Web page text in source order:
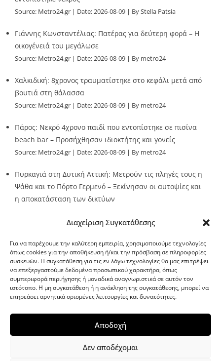
Διαχείριση Συγκατάθεσης
Για να παρέχουμε την καλύτερη εμπειρία, χρησιμοποιούμε τεχνολογίες
όπως cookies για την αποθήκευση ή/και την πρόσβαση σε πληροφορίες
συσκευών. Η συγκατάθεση για τις εν λόγω τεχνολογίες θα μας επιτρέψει
να επεξεργαστούμε δεδομένα προσωπικού χαρακτήρα, όπως
συμπεριφορά περιήγησης ή μοναδικά αναγνωριστικά σε αυτόν τον
ιστότοπο. Η μη συγκατάθεση ή η ανάκληση της συγκατάθεσης, μπορεί να
επηρεάσει αρνητικά ορισμένες λειτουργίες και δυνατότητες.
Αποδοχή
Δεν αποδέχομαι
Source: Metro24.gr Date: 2026-08-09 By Stella Patsia
Γιάννης Κωνσταντέλιας: Πατέρας για δεύτερη φορά – Η
οικογένειά του μεγάλωσε
Source: Metro24.gr Date: 2026-08-09 By metro24
Χαλκιδική: 8χρονος τραυματίστηκε στο κεφάλι μετά από
βουτιά στη θάλασσα
Source: Metro24.gr Date: 2026-08-09 By metro24
Πάρος: Νεκρό 4χρονο παιδί που εντοπίστηκε σε πισίνα
beach bar – Προσήχθησαν ιδιοκτήτης και γονείς
Source: Metro24.gr Date: 2026-08-09 By metro24
Πυρκαγιά στη Δυτική Αττική: Μετρούν τις πληγές τους η
Ψάθα και το Πόρτο Γερμενό – Ξεκίνησαν οι αυτοψίες και
η αποκατάσταση των δικτύων
G-point.gr